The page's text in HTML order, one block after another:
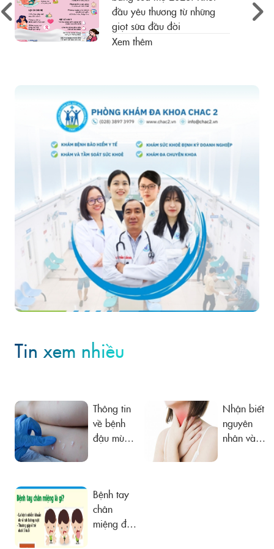
đầu yêu thương từ những
giọt sữa đầu đời
Xem thêm
Tin xem nhiều
Thông tin
về bệnh
đậu mùa
Nhận biết
nguyên
nhân và
Bệnh tay
chân
miệng đã